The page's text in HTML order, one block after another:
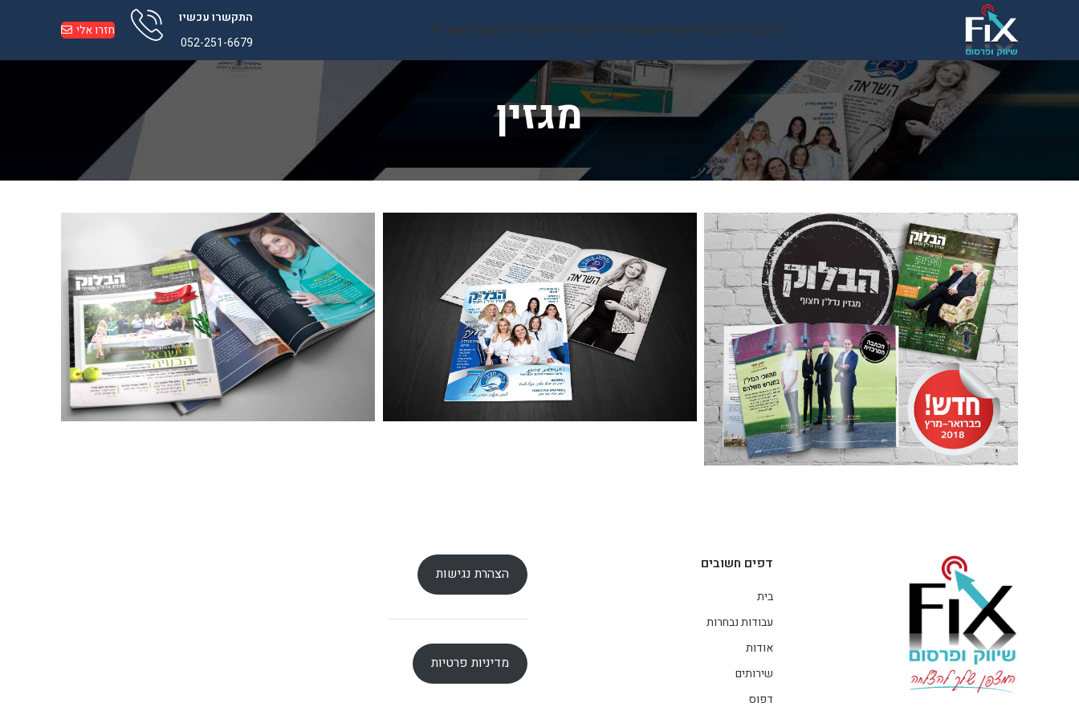
ביתעבודות נבחרותאודותמשרדי תיווךשירותיםיצירת קשרמאמרים
התקשרו עכשיו
052-251-6679
חזרו אלי
מגזין
דפים חשובים
בית
עבודות נבחרות
אודות
שירותים
דפוס
הצהרת נגישות
מדיניות פרטיות